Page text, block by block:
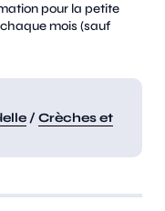
pour la petite
mois (sauf
/ Crèches et